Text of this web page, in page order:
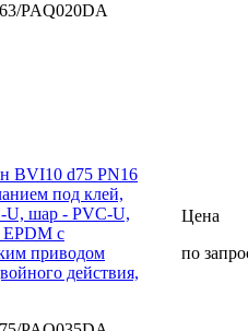
PAQ020DA
BVI10 d75 PN16
под клей,
U, шар - PVC-U,
EPDM с
приводом
действия,
Цена
по